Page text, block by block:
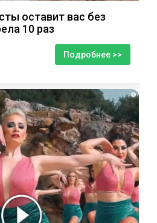
оставит вас без
10 раз
Подробнее >>
i